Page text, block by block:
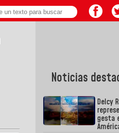
Noticias
Delcy
gesta